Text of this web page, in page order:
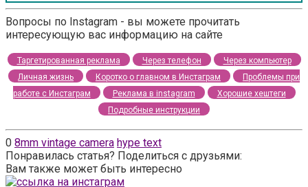
Вопросы по Instagram - вы можете прочитать
интересующую вас информацию на сайте
Таргетированная реклама Через телефон
Через компьютер
Личная жизнь
Коротко о главном в Инстаграм
Проблемы при
работе с Инстаграм
Реклама в instagram
Хорошие хештеги
Подробные инструкции
0 8mm vintage camera hype text
Понравилась статья? Поделиться с друзьями:
Вам также может быть интересно